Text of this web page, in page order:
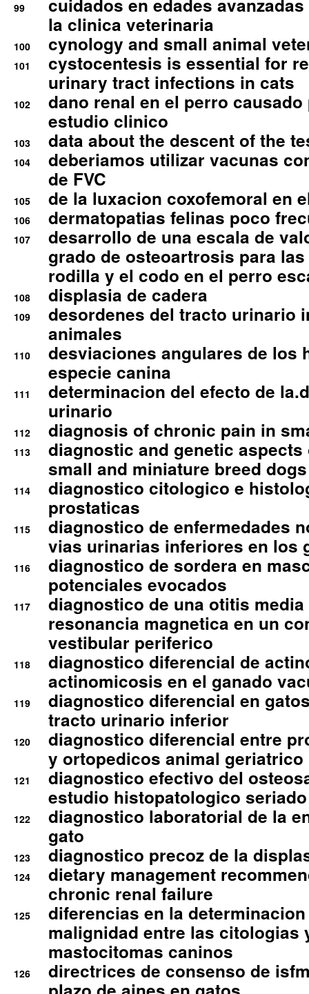
99
cuidados en edades
la clinica veterinaria
100 cynology and small animal
101
cystocentesis is essential for
urinary tract infections in cats
102
dano renal en el perro
estudio clinico
103 data about the descent of the
104
deberiamos utilizar vacunas
de FVC
105 de la luxacion coxofemoral en
106 dermatopatias felinas poco
107
desarrollo de una escala de
grado de osteoartrosis para
rodilla y el codo en el perro
108 displasia de cadera
109
desordenes del tracto urinario
animales
110
desviaciones angulares de los
especie canina
111
determinacion del efecto de
urinario
112 diagnosis of chronic pain in
113
diagnostic and genetic
small and miniature breed
114
diagnostico citologico e
prostaticas
115
diagnostico de enfermedades
vias urinarias inferiores en los
116
diagnostico de sordera en
potenciales evocados
117
diagnostico de una otitis
resonancia magnetica en un
vestibular periferico
118
diagnostico diferencial de
actinomicosis en el ganado
119
diagnostico diferencial en
tracto urinario inferior
120
diagnostico diferencial entre
y ortopedicos animal geriatrico
121
diagnostico efectivo del
estudio histopatologico seriado
122
diagnostico laboratorial de la
gato
123 diagnostico precoz de la
124
dietary management
chronic renal failure
125
diferencias en la
malignidad entre las citologias
mastocitomas caninos
126
directrices de consenso de